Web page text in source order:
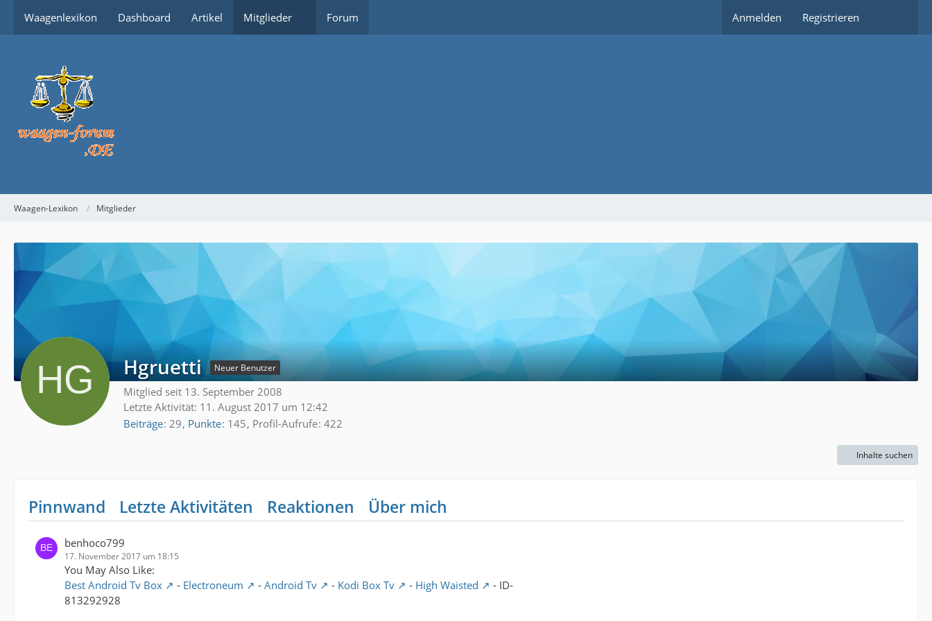
Waagenlexikon Dashboard Artikel Mitglieder Forum Anmelden Registrieren
Waagen-Lexikon Mitglieder
Hgruetti Neuer Benutzer
Mitglied seit 13. September 2008
Letzte Aktivität: 11. August 2017 um 12:42
Beiträge 29 Punkte 145 Profil-Aufrufe 422
Inhalte suchen
Pinnwand Letzte Aktivitäten Reaktionen Über mich
benhoco799
17. November 2017 um 18:15
You May Also Like:
Best Android Tv Box
- Electroneum - Android Tv - Kodi Box Tv - High Waisted
- ID-
813292928